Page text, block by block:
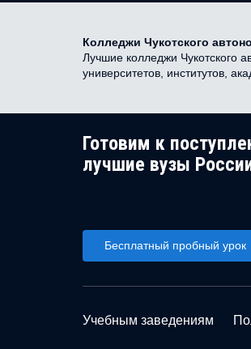
Колледжи Чукотского
Лучшие колледжи Чукотского
университетов, институтов,
Готовим к
лучшие вузы
Бесплатный пробный урок
Учебным заведениям